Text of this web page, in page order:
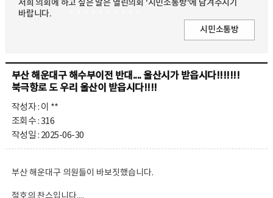
저희 의회에 하고 싶은 말은 열린의회 '시민소통방'에 남겨주시기
바랍니다.
시민소통방
부산 해운대구 해수부이전 반대.... 울산시가 받읍시다!!!!!!!
북극항로 도 우리 울산이 받읍시다!!!!
작성자 : 이 **
조회수 : 316
작성일 : 2025-06-30
부산 해운대구 의원들이 바보짓했습니다.